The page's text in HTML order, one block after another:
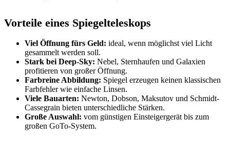
Vorteile eines Spiegelteleskops
Viel Öffnung fürs Geld: ideal, wenn möglichst viel Licht
gesammelt werden soll.
Stark bei Deep-Sky: Nebel, Sternhaufen und Galaxien
profitieren von großer Öffnung.
Farbreine Abbildung: Spiegel erzeugen keinen klassischen
Farbfehler wie einfache Linsen.
Viele Bauarten: Newton, Dobson, Maksutov und Schmidt-
Cassegrain bieten unterschiedliche Stärken.
Große Auswahl: vom günstigen Einsteigergerät bis zum
großen GoTo-System.